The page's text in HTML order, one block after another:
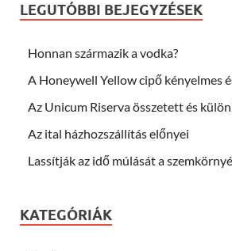
LEGUTÓBBI BEJEGYZÉSEK
Honnan származik a vodka?
A Honeywell Yellow cipő kényelmes
Az Unicum Riserva összetett és
Az ital házhozszállítás előnyei
Lassítják az idő múlását a
KATEGÓRIÁK